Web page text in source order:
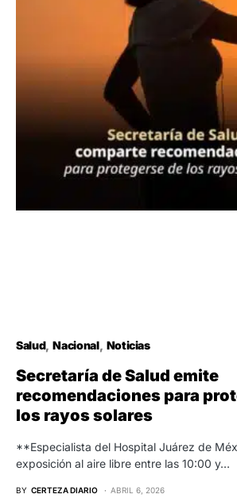
Salud Nacional Noticias
Secretaría de Salud emite
recomendaciones para
los rayos solares
**Especialista del Hospital Juárez de
exposición al aire libre entre las 10:00 y…
BY CERTEZA DIARIO ABRIL 6, 2026